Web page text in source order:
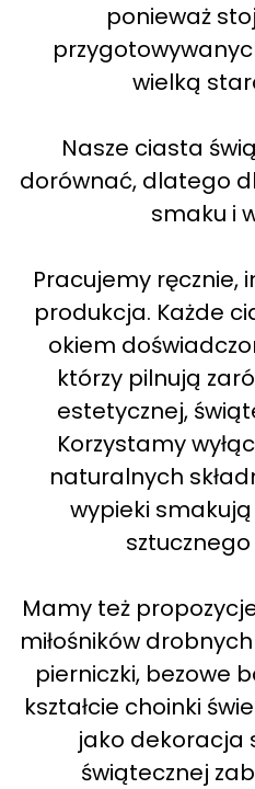
ponieważ
wielką
Nasze ciasta
dorównać, dlatego
smaku i
Pracujemy ręcznie,
produkcja. Każde
okiem
którzy pilnują
estetycznej,
Korzystamy
naturalnych
wypieki
Mamy też
miłośników
pierniczki, bezowe
kształcie choinki
jako dekoracja
świątecznej